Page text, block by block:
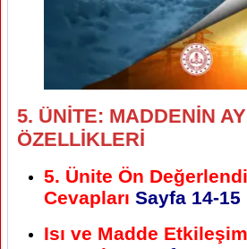
5. ÜNİTE: MADDENİN
ÖZELLİKLERİ
5. Ünite Ön
Cevapları Sayfa 14-15
Isı ve Madde